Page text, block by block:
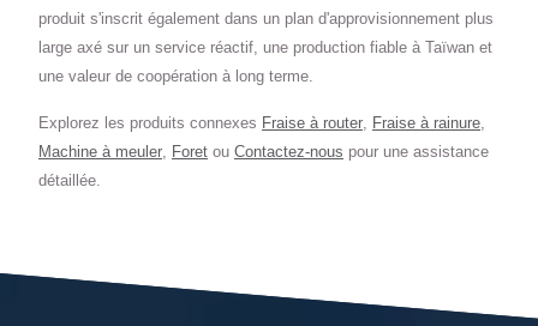
produit s'inscrit également dans un plan d'approvisionnement plus
large axé sur un service réactif, une production fiable à Taïwan et
une valeur de coopération à long terme.
Explorez les produits connexes Fraise à router, Fraise à rainure,
Machine à meuler, Foret ou Contactez-nous pour une assistance
détaillée.